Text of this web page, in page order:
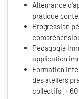
Alternance
pratique
Progression
Pédagogie
application
Formation
des ateliers
collectifs (+